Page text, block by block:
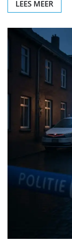
LEES MEER